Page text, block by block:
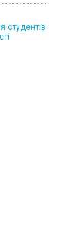
студентів